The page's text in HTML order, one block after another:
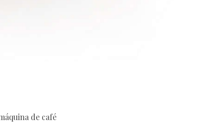
de café